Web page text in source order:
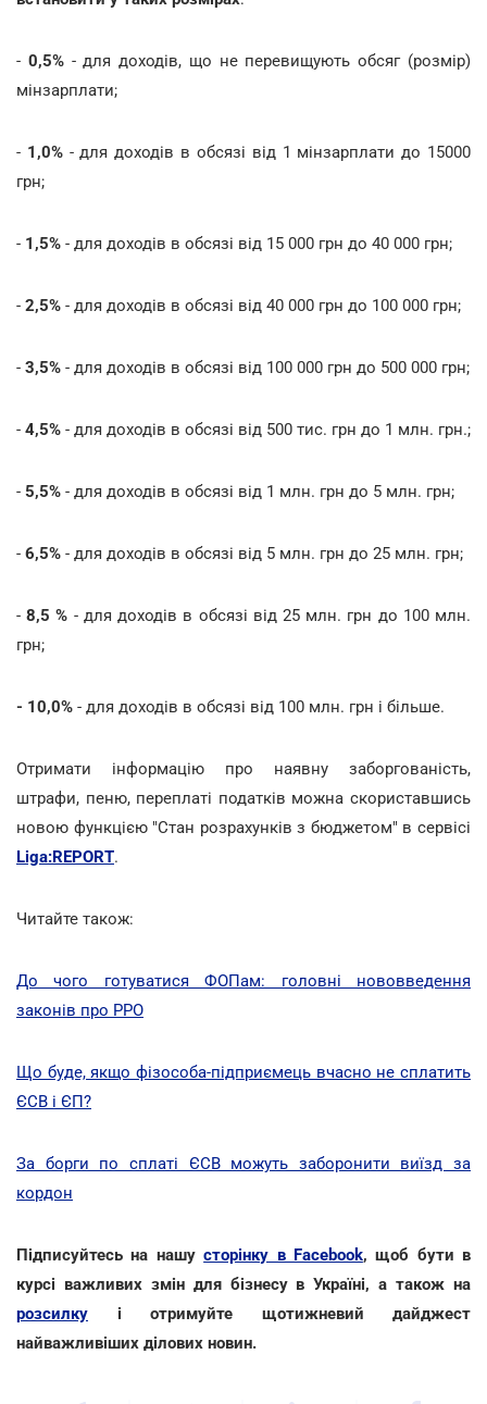
- 0,5%- для доходів, що не перевищують обсяг (розмір)
мінзарплати;
- 1,0%- для доходів в обсязі від 1 мінзарплати до 15000
грн;
- 1,5% - для доходів в обсязі від 15 000 грн до 40 000 грн;
- 2,5% - для доходів в обсязі від 40 000 грн до 100 000 грн;
- 3,5% - для доходів в обсязі від 100 000 грн до 500 000 грн;
- 4,5% - для доходів в обсязі від 500 тис. грн до 1 млн. грн.;
- 5,5% - для доходів в обсязі від 1 млн. грн до 5 млн. грн;
- 6,5% - для доходів в обсязі від 5 млн. грн до 25 млн. грн;
-8,5 % - для доходів в обсязі від 25 млн. грн до 100 млн.
грн;
- 10,0% - для доходів в обсязі від 100 млн. грн і більше.
Отримати інформацію про наявну заборгованість,
штрафи, пеню, переплаті податків можна скориставшись
новою функцією "Стан розрахунків з бюджетом" в сервісі
Liga:REPORT.
Читайте також:
До чого готуватися ФОПам: головні нововведення
законів про РРО
Що буде, якщо фізособа-підприємець вчасно не сплатить
ЄСВ і ЄП?
За борги по сплаті ЄСВ можуть заборонити виїзд за
кордон
Підписуйтесь на нашусторінку в Facebook, щоб бути в
курсі важливих змін для бізнесу в Україні, а також на
розсилку і отримуйте щотижневий дайджест
найважливіших ділових новин.